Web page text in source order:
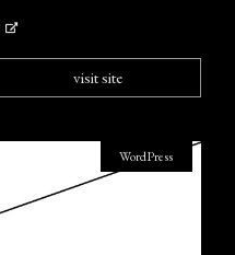
visit site
WordPress